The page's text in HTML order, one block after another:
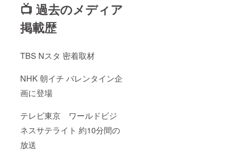
📺 過去のメディア
掲載歴
TBS Nスタ 密着取材
NHK 朝イチ バレンタイン企
画に登場
テレビ東京 ワールドビジ
ネスサテライト 約10分間の
放送